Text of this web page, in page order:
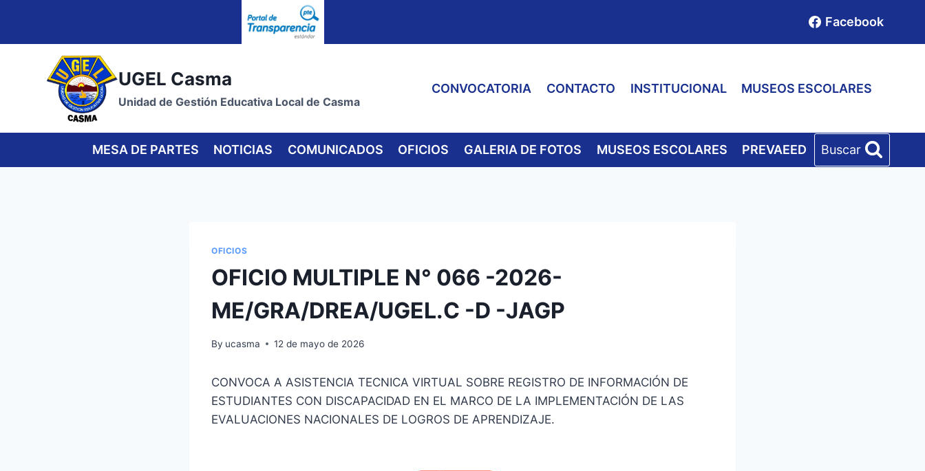
content
Facebook
UGEL Casma
Unidad de Gestión Educativa Local de Casma
CONVOCATORIA CONTACTO INSTITUCIONAL MUSEOS ESCOLARES
MESA DE PARTES NOTICIAS COMUNICADOS OFICIOS GALERIA DE FOTOS MUSEOS ESCOLARES PREVAEED Buscar
OFICIOS
OFICIO MULTIPLE N° 066 -2026-
ME/GRA/DREA/UGEL.C -D -JAGP
By ucasma 12 de mayo de 2026
CONVOCA A ASISTENCIA TECNICA VIRTUAL SOBRE REGISTRO DE INFORMACIÓN DE
ESTUDIANTES CON DISCAPACIDAD EN EL MARCO DE LA IMPLEMENTACIÓN DE LAS
EVALUACIONES NACIONALES DE LOGROS DE APRENDIZAJE.